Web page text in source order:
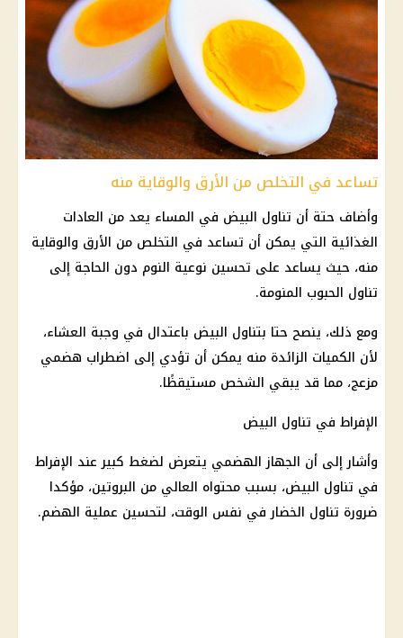
تساعد في التخلص من الأرق والوقاية منه
وأضاف حتة أن تناول البيض في المساء يعد من العادات
الغذائية التي يمكن أن تساعد في التخلص من الأرق والوقاية
منه، حيث يساعد على تحسين نوعية النوم دون الحاجة إلى
تناول الحبوب المنومة.
ومع ذلك، ينصح حتا بتناول البيض باعتدال في وجبة العشاء،
لأن الكميات الزائدة منه يمكن أن تؤدي إلى اضطراب هضمي
مزعج، مما قد يبقي الشخص مستيقظًا.
الإفراط في تناول البيض
وأشار إلى أن الجهاز الهضمي يتعرض لضغط كبير عند الإفراط
في تناول البيض، بسبب محتواه العالي من البروتين، مؤكدا
ضرورة تناول الخضار في نفس الوقت، لتحسين عملية الهضم.